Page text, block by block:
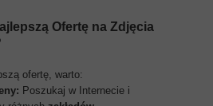
Ofertę na Zdjęcia
ofertę, warto:
Poszukaj w Internecie i